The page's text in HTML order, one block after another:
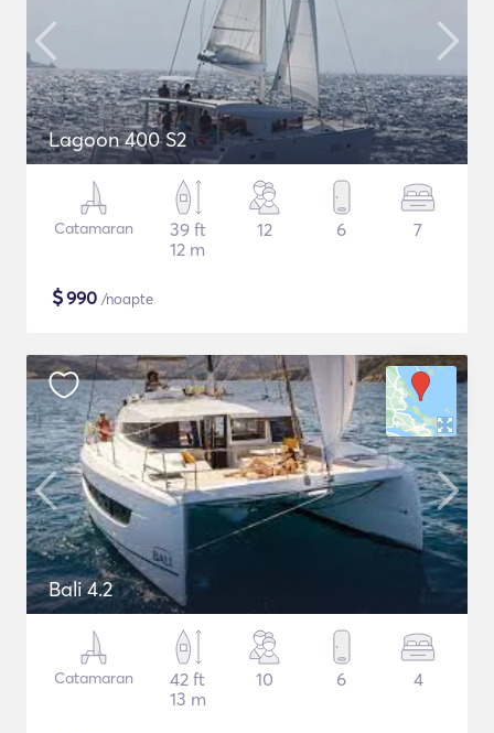
Lagoon 400 S2
Catamaran
39 ft
12 m
12 6 7
$990 /noapte
Bali 4.2
Catamaran
42 ft
13 m
10 6 4